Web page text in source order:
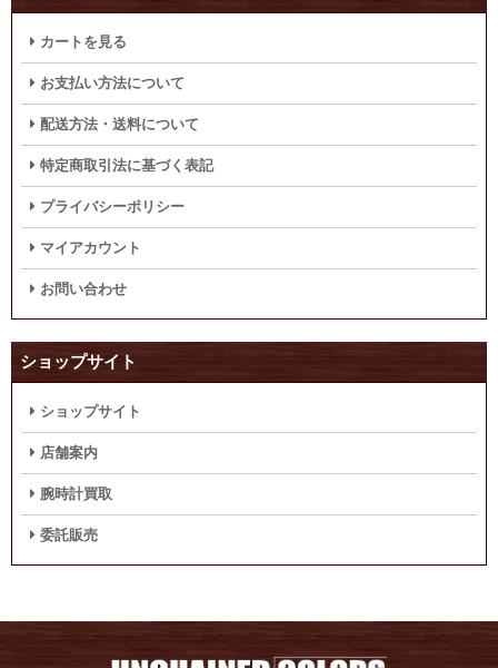
カートを見る
お支払い方法について
配送方法・送料について
特定商取引法に基づく表記
プライバシーポリシー
マイアカウント
お問い合わせ
ショップサイト
ショップサイト
店舗案内
腕時計買取
委託販売